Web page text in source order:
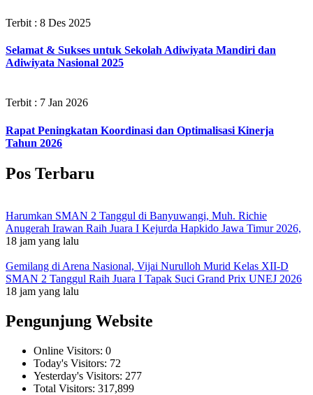
Terbit : 8 Des 2025
Selamat & Sukses untuk Sekolah Adiwiyata Mandiri dan
Adiwiyata Nasional 2025
Terbit : 7 Jan 2026
Rapat Peningkatan Koordinasi dan Optimalisasi Kinerja
Tahun 2026
Pos Terbaru
Harumkan SMAN 2 Tanggul di Banyuwangi, Muh. Richie
Anugerah Irawan Raih Juara I Kejurda Hapkido Jawa Timur 2026,
18 jam yang lalu
Gemilang di Arena Nasional, Vijai Nurulloh Murid Kelas XII-D
SMAN 2 Tanggul Raih Juara I Tapak Suci Grand Prix UNEJ 2026
18 jam yang lalu
Pengunjung Website
Online Visitors: 0
Today's Visitors: 72
Yesterday's Visitors: 277
Total Visitors: 317,899